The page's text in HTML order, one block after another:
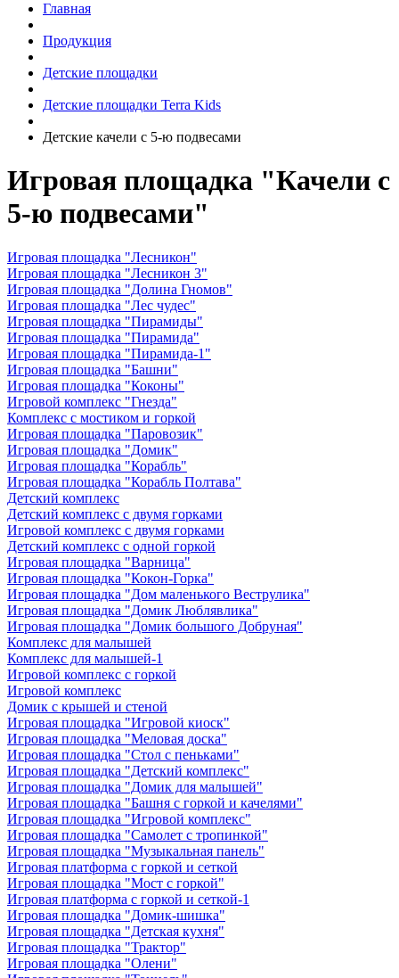
Главная
Продукция
Детские площадки
Детские площадки Terra Kids
Детские качели с 5-ю подвесами
Игровая площадка "Качели с
5-ю подвесами"
Игровая площадка "Лесникон"
Игровая площадка "Лесникон 3"
Игровая площадка "Долина Гномов"
Игровая площадка "Лес чудес"
Игровая площадка "Пирамиды"
Игровая площадка "Пирамида"
Игровая площадка "Пирамида-1"
Игровая площадка "Башни"
Игровая площадка "Коконы"
Игровой комплекс "Гнезда"
Комплекс с мостиком и горкой
Игровая площадка "Паровозик"
Игровая площадка "Домик"
Игровая площадка "Корабль"
Игровая площадка "Корабль Полтава"
Детский комплекс
Детский комплекс с двумя горками
Игровой комплекс с двумя горками
Детский комплекс с одной горкой
Игровая площадка "Варница"
Игровая площадка "Кокон-Горка"
Игровая площадка "Дом маленького Веструлика"
Игровая площадка "Домик Люблявлика"
Игровая площадка "Домик большого Добруная"
Комплекс для малышей
Комплекс для малышей-1
Игровой комплекс с горкой
Игровой комплекс
Домик с крышей и стеной
Игровая площадка "Игровой киоск"
Игровая площадка "Меловая доска"
Игровая площадка "Стол с пеньками"
Игровая площадка "Детский комплекс"
Игровая площадка "Домик для малышей"
Игровая площадка "Башня с горкой и качелями"
Игровая площадка "Игровой комплекс"
Игровая площадка "Самолет с тропинкой"
Игровая площадка "Музыкальная панель"
Игровая платформа с горкой и сеткой
Игровая площадка "Мост с горкой"
Игровая платформа с горкой и сеткой-1
Игровая площадка "Домик-шишка"
Игровая площадка "Детская кухня"
Игровая площадка "Трактор"
Игровая площадка "Олени"